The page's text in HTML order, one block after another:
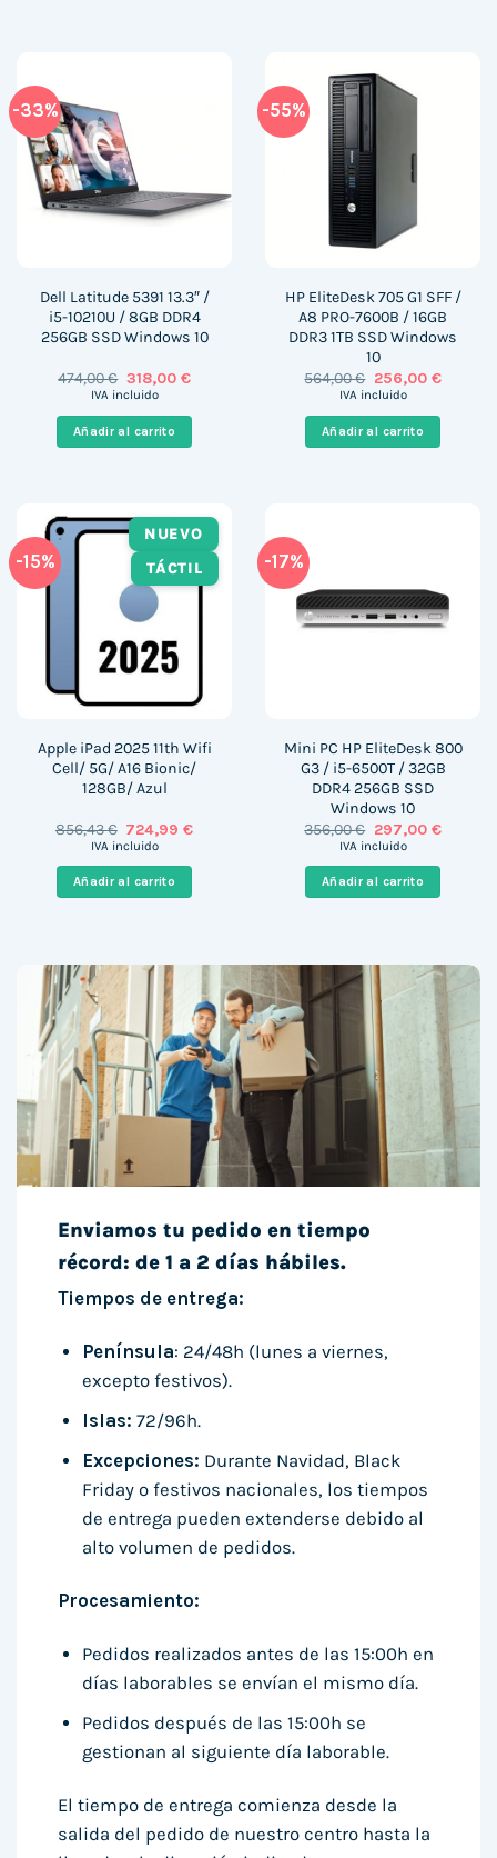
-33%
Dell Latitude 5391 13.3″ /
i5-10210U / 8GB DDR4
256GB SSD Windows 10
474,00€ El
precio
era:
474,00 €.
318,00 €El
es:
IVA incluido
Añadir al carrito
-55%
HP EliteDesk 705 G1 SFF /
A8 PRO-7600B / 16GB
DDR3 1TB SSD Windows
10
564,00€ El
precio
era:
564,00 €.
256,00 €El
es:
IVA incluido
Añadir al carrito
-15%
NUEVO
TÁCTIL
Apple iPad 2025 11th Wifi
Cell/ 5G/ A16 Bionic/
128GB/ Azul
856,43€ El
precio
era:
856,43 €.
724,99€El
IVA incluido
Añadir al carrito
-17%
Mini PC HP EliteDesk 800
G3 / i5-6500T / 32GB
DDR4 256GB SSD
Windows 10
356,00€ El
precio
era:
356,00 €.
297,00 €El
es:
297,00
IVA incluido
Añadir al carrito
Enviamos tu pedido en tiempo
récord: de 1 a 2 días hábiles.
Tiempos de entrega:
Península: 24/48h (lunes a viernes,
excepto festivos).
Islas: 72/96h.
Excepciones: Durante Navidad, Black
Friday o festivos nacionales, los tiempos
de entrega pueden extenderse debido al
alto volumen de pedidos.
Procesamiento:
Pedidos realizados antes de las 15:00h en
días laborables se envían el mismo día.
Pedidos después de las 15:00h se
gestionan al siguiente día laborable.
El tiempo de entrega comienza desde la
salida del pedido de nuestro centro hasta la